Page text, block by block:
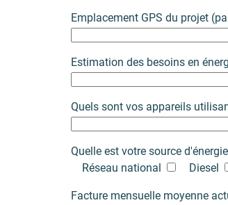
Emplacement GPS du projet
Estimation des besoins en
Quels sont vos appareils
Quelle est votre source
Réseau national
Diesel
Facture mensuelle moyenne